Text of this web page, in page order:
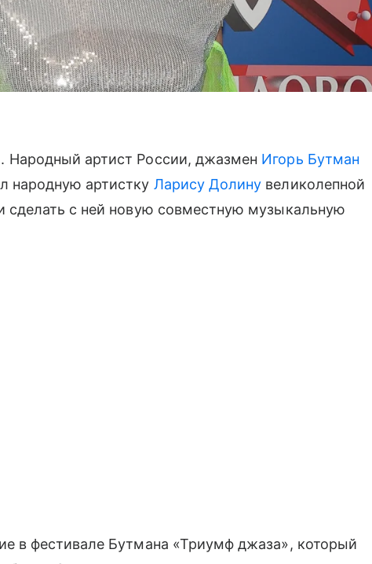
артист России, джазмен Игорь Бутман
народную артистку Ларису Долину великолепной
сделать с ней новую совместную музыкальную
в фестивале Бутмана «Триумф джаза», который